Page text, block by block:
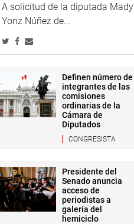
A solicitud de la diputada Mady
Yonz Núñez de...
Definen número de
integrantes de las
comisiones
ordinarias de la
Cámara de
Diputados
CONGRESISTA
Presidente del
Senado anuncia
acceso de
periodistas a
galería del
hemiciclo